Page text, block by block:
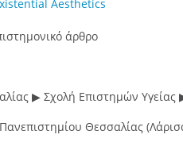
Aesthetics
άρθρο
▶ Σχολή Επιστημών Υγείας
Θεσσαλίας